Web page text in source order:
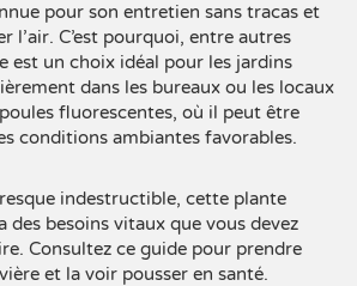
pour son entretien sans tracas et
l’air. C’est pourquoi, entre autres
est un choix idéal pour les jardins
dans les bureaux ou les locaux
fluorescentes, où il peut être
conditions ambiantes favorables.
indestructible, cette plante
besoins vitaux que vous devez
Consultez ce guide pour prendre
et la voir pousser en santé.